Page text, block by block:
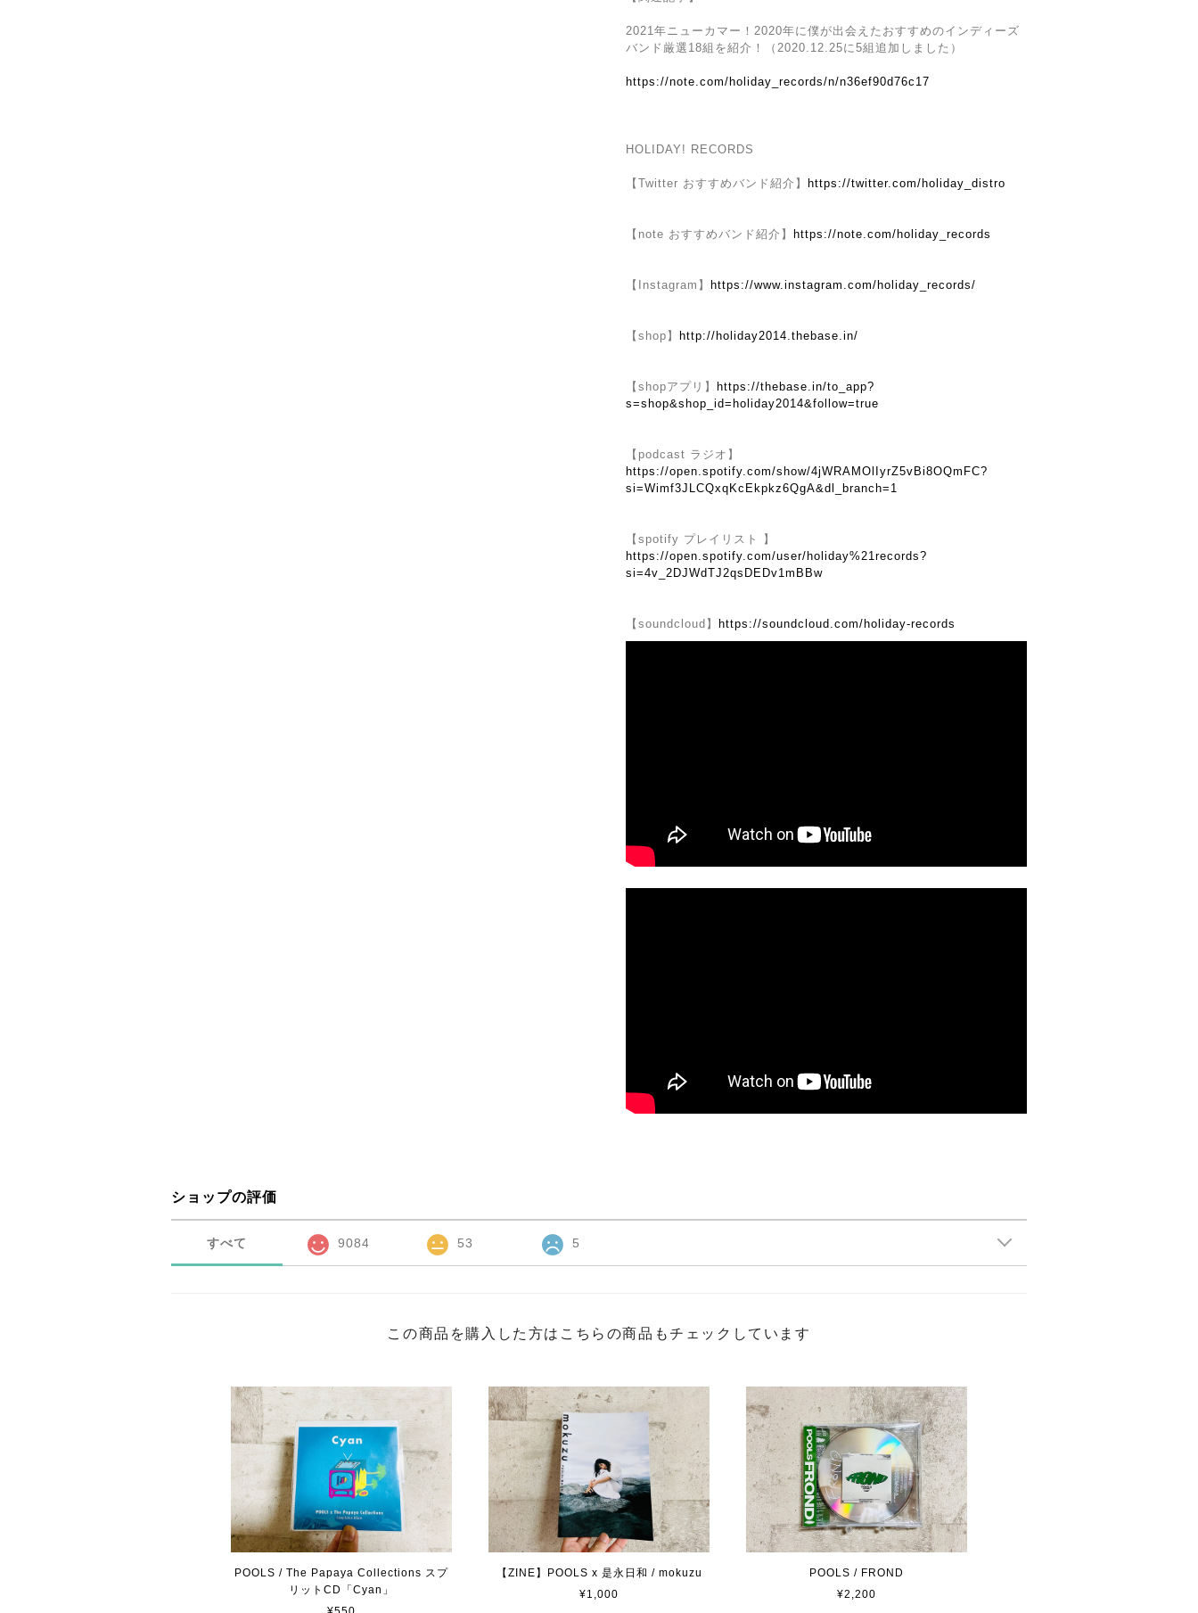
2021年ニューカマー！2020年に僕が出会えたおすすめのインディーズ
バンド厳選18組を紹介！（2020.12.25に5組追加しました）
https://note.com/holiday_records/n/n36ef90d76c17
HOLIDAY! RECORDS
【Twitter おすすめバンド紹介】 https://twitter.com/holiday_distro
【note おすすめバンド紹介】 https://note.com/holiday_records
【Instagram】 https://www.instagram.com/holiday_records/
【shop】 http://holiday2014.thebase.in/
【shopアプリ】
https://thebase.in/to_app?
s=shop&shop_id=holiday2014&follow=true
【podcast ラジオ】
https://open.spotify.com/show/4jWRAMOlIyrZ5vBi8OQmFC?
si=Wimf3JLCQxqKcEkpkz6QgA&dl_branch=1
【spotify プレイリスト 】
https://open.spotify.com/user/holiday%21records?
si=4v_2DJWdTJ2qsDEDv1mBBw
【soundcloud】 https://soundcloud.com/holiday-records
ショップの評価
すべて 9084 53 5
この商品を購入した方はこちらの商品もチェックしています
POOLS / The Papaya Collections スプ
リットCD「Cyan」
【ZINE】POOLS x 是永日和 / mokuzu
¥1,000
POOLS / FROND
¥2,200